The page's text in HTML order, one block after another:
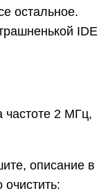
остальное.
IDE
частоте 2 МГц,
описание в